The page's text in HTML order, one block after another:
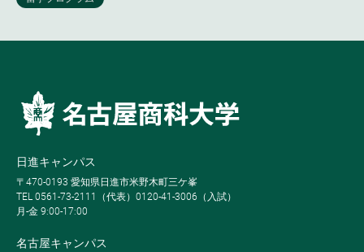
日進キャンパス
〒470-0193 愛知県日進市米野木町三ケ峯
TEL 0561-73-2111（代表）0120-41-3006（入試）
月-金 9:00-17:00
名古屋キャンパス